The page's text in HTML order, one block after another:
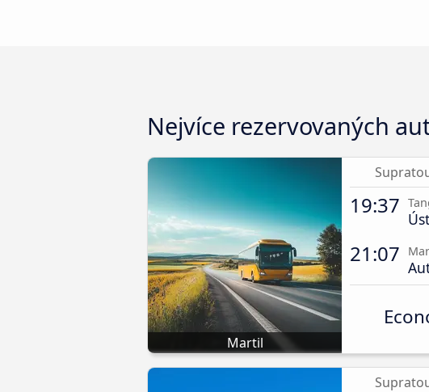
Nejvíce rezervovaných
Martil
19:37
21:07